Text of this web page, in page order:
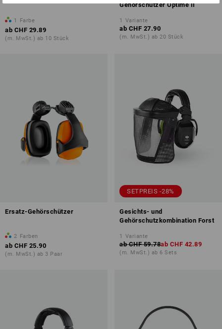
1 Farbe
ab CHF 29.89
(m. MwSt.) ab 10 Stück
Gehörschützer Optime II
1 Variante
ab CHF 27.90
(m. MwSt.) ab 20 Stück
Ersatz-Gehörschützer
2 Farben
ab CHF 25.90
(m. MwSt.) ab 3 Paar
SETPREIS -28%
Gesichts- und
Gehörschutzkombination Forst
1 Variante
ab CHF 59.78ab CHF 42.89
(m. MwSt.) ab 6 Sets